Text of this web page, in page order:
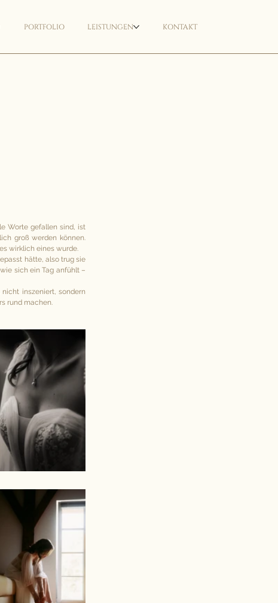
PORTFOLIO LEISTUNGEN KONTAKT
Worte gefallen sind, ist
groß werden können.
wirklich eines wurde.
hätte, also trug sie
sich ein Tag anfühlt –
inszeniert, sondern
rund machen.